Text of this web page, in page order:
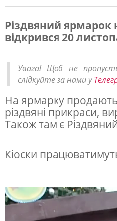
В
а
з
і
і
р
Різдвяний ярмарок
відкрився 20
Увага! Щоб не
слідкуйте за нами у
На ярмарку
різдвяні прикраси,
Також там є
Кіоски